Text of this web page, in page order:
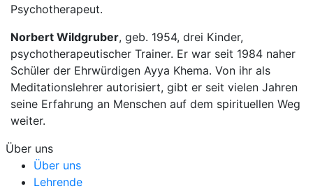
Psychotherapeut.
Norbert Wildgruber, geb. 1954, drei Kinder,
psychotherapeutischer Trainer. Er war seit 1984 naher
Schüler der Ehrwürdigen Ayya Khema. Von ihr als
Meditationslehrer autorisiert, gibt er seit vielen Jahren
seine Erfahrung an Menschen auf dem spirituellen Weg
weiter.
Über uns
Über uns
Lehrende